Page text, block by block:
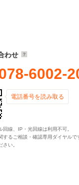
わせ
6002-
電話番号を読み取る
線、IP・光回線は利用不可。
るご相談・確認専用ダイヤルで
さい。